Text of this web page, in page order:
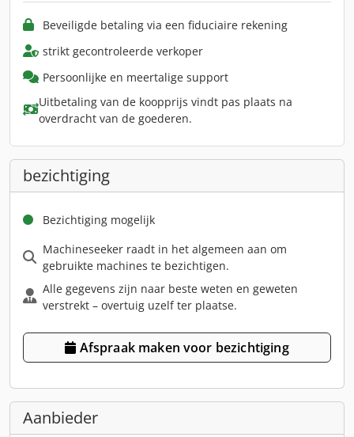
Beveiligde betaling via een fiduciaire rekening
strikt gecontroleerde verkoper
Persoonlijke en meertalige support
Uitbetaling van de koopprijs vindt pas plaats na
overdracht van de goederen.
bezichtiging
Bezichtiging mogelijk
Machineseeker raadt in het algemeen aan om
gebruikte machines te bezichtigen.
Alle gegevens zijn naar beste weten en geweten
verstrekt – overtuig uzelf ter plaatse.
Afspraak maken voor bezichtiging
Aanbieder